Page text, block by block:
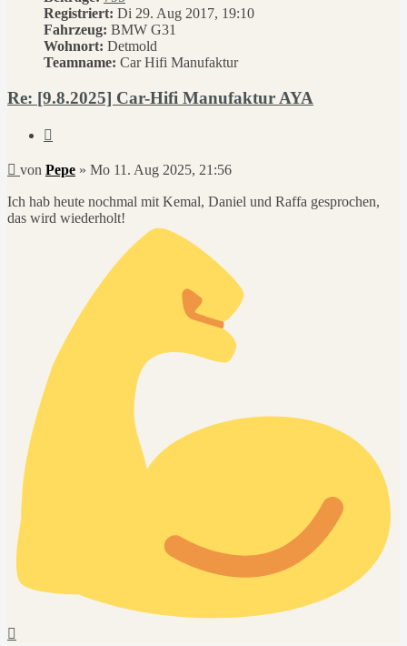
Registriert: Di 29. Aug 2017, 19:10
Fahrzeug: BMW G31
Wohnort: Detmold
Teamname: Car Hifi Manufaktur
Re: [9.8.2025] Car-Hifi Manufaktur AYA
Beitrag
von Pepe » Mo 11. Aug 2025, 21:56
Ich hab heute nochmal mit Kemal, Daniel und Raffa gesprochen,
das wird wiederholt!